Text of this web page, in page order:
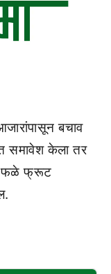
बचाव
समावेश केला तर
फळे फ्रूट